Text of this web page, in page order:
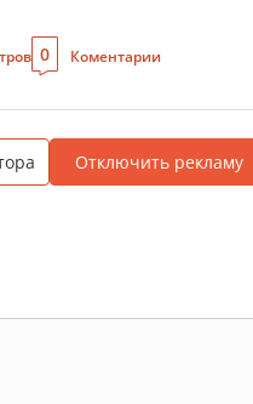
0 Коментарии
Отключить рекламу